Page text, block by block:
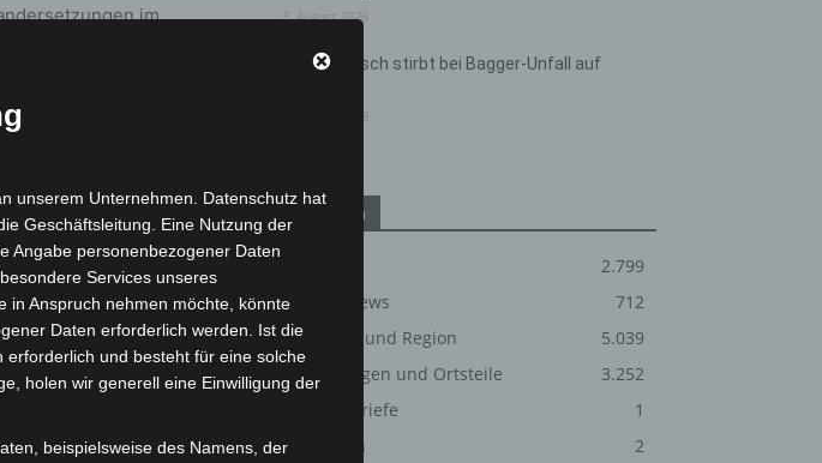
im
Im
Teile des Cityrings
an verschiedenen
5. August 2026
Celle: Mensch stirbt bei Bagger-Unfall auf
Kategorien
2.799
Corona-News
712
Hannover und Region
5.039
Langenhagen und Ortsteile
3.252
Leserbriefe
1
Menschen
2
unserem Unternehmen. Datenschutz hat
Geschäftsleitung. Eine Nutzung der
Angabe personenbezogener Daten
Services unseres
in Anspruch nehmen möchte, könnte
Daten erforderlich werden. Ist die
und besteht für eine solche
holen wir generell eine Einwilligung der
beispielsweise des Namens, der